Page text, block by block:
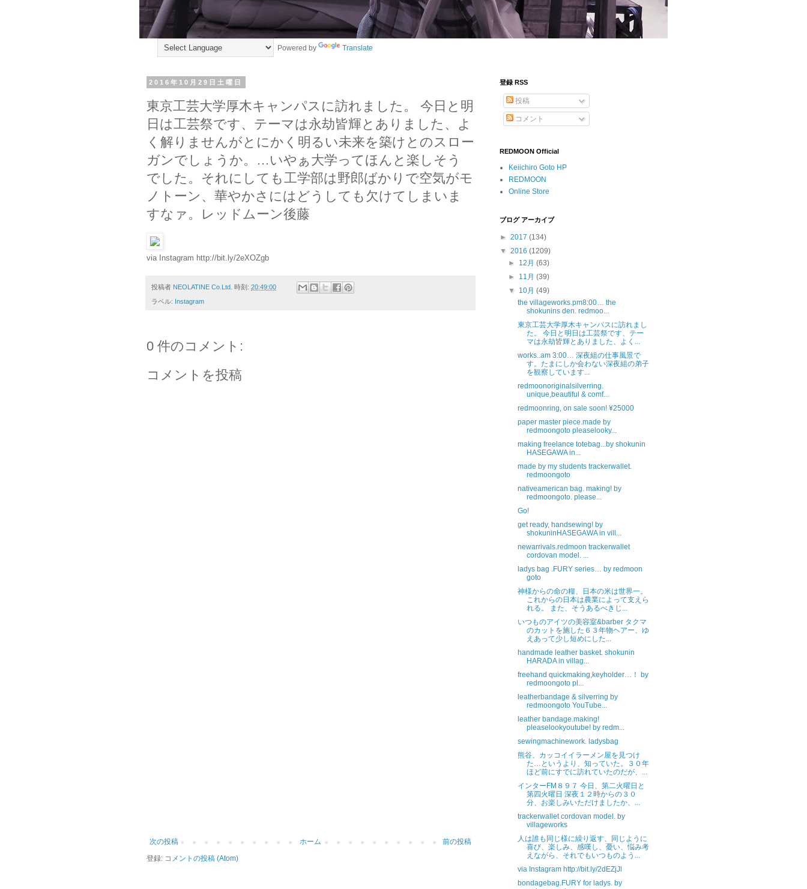
Powered by Translate
2016年10月29日土曜日
東京工芸大学厚木キャンパスに訪れました。 今日と明
日は工芸祭です、テーマは永劫皆輝とありました、よ
く解りませんがとにかく明るい未来を築けとのスロー
ガンでしょうか。…いやぁ大学ってほんと楽しそう
でした。それにしても工学部は野郎ばかりで空気がモ
ノトーン、華やかさにはどうしても欠けてしまいま
すなァ。レッドムーン後藤
via Instagram http://bit.ly/2eXOZgb
投稿者 NEOLATINE Co.Ltd. 時刻: 20:49:00
ラベル: Instagram
0 件のコメント:
コメントを投稿
次の投稿 前の投稿
ホーム
登録: コメントの投稿 (Atom)
登録 RSS
投稿
コメント
REDMOON Official
Keiichiro Goto HP
REDMOON
Online Store
ブログ アーカイブ
► 2017 (134)
▼ 2016 (1209)
► 12月(63)
► 11月(39)
▼ 10月(49)
the villageworks.pm8:00… the
shokunins den. redmoo...
東京工芸大学厚木キャンパスに訪れまし
た。 今日と明日は工芸祭です、テー
マは永劫皆輝とありました、よく...
works..am 3:00… 深夜組の仕事風景で
す。たまにしか会わない深夜組の弟子
を観察しています...
redmoonoriginalsilverring.
unique,beautiful & comf...
redmoonring, on sale soon! ¥25000
paper master piece.made by
redmoongoto pleaselooky...
making freelance totebag...by shokunin
HASEGAWA in...
made by my students trackerwallet.
redmoongoto
nativeamerican bag. making! by
redmoongoto. please...
Go!
get ready, handsewing! by
shokuninHASEGAWA in vill...
newarrivals.redmoon trackerwallet
cordovan model. ...
ladys bag .FURY series… by redmoon
goto
神様からの命の糧、日本の米は世界一。
これからの日本は農業によって支えら
れる。 また、そうあるべきじ...
いつものアイツの美容室&barber タクマ
のカットを施した６３年物ヘアー、ゆ
えあって少し短めにした...
handmade leather basket. shokunin
HARADA in villag...
freehand quickmaking,keyholder…！ by
redmoongoto pl...
leatherbandage & silverring by
redmoongoto YouTube...
leather bandage.making!
pleaselookyoutube! by redm...
sewingmachinework. ladysbag
熊谷、カッコイイラーメン屋を見つけ
た…というより、知っていた。３０年
ほど前にすでに訪れていたのだが、...
インターFM８９７ 今日、第二火曜日と
第四火曜日 深夜１２時からの３０
分、お楽しみいただけましたか、...
trackerwallet cordovan model. by
villageworks
人は誰も同じ様に繰り返す、同じように
喜び、楽しみ、感嘆し、憂い、悩み考
えながら、それでもいつものよう...
via Instagram http://bit.ly/2dEZjJl
bondagebag.FURY for ladys. by